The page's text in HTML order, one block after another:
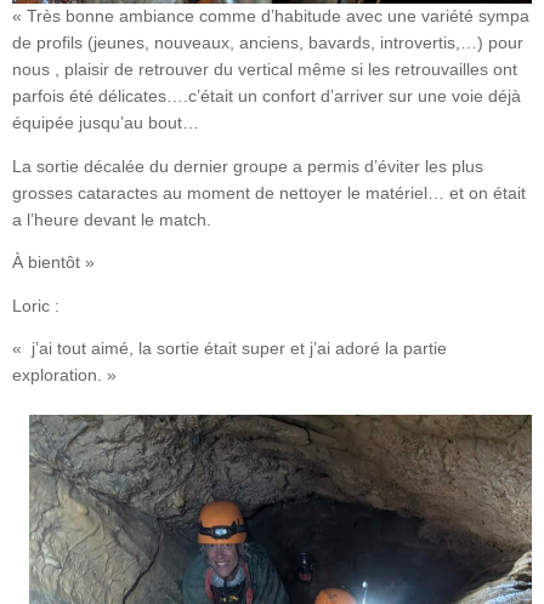
« Très bonne ambiance comme d’habitude avec une variété sympa
de profils (jeunes, nouveaux, anciens, bavards, introvertis,…) pour
nous , plaisir de retrouver du vertical même si les retrouvailles ont
parfois été délicates….c’était un confort d’arriver sur une voie déjà
équipée jusqu’au bout…
La sortie décalée du dernier groupe a permis d’éviter les plus
grosses cataractes au moment de nettoyer le matériel… et on était
a l’heure devant le match.
À bientôt »
Loric :
« j’ai tout aimé, la sortie était super et j’ai adoré la partie
exploration. »